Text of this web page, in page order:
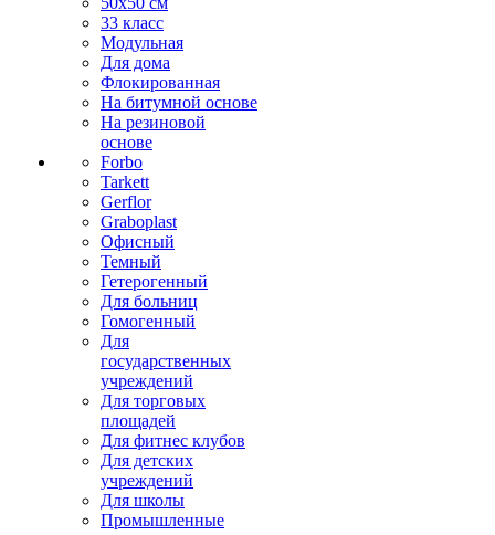
33 класс
Модульная
Для дома
Флокированная
На битумной основе
На резиновой
основе
Forbo
Tarkett
Gerflor
Graboplast
Офисный
Темный
Гетерогенный
Для больниц
Гомогенный
Для
государственных
учреждений
Для торговых
площадей
Для фитнес клубов
Для детских
учреждений
Для школы
Промышленные